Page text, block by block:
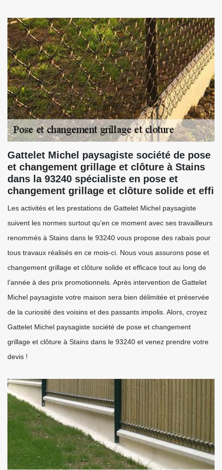
Gattelet Michel paysagiste société de pose
et changement grillage et clôture à Stains
dans la 93240 spécialiste en pose et
changement grillage et clôture solide et effi
Les activités et les prestations de Gattelet Michel paysagiste
suivent les normes surtout qu’en ce moment avec ses travailleurs
renommés à Stains dans le 93240 vous propose des rabais pour
tous travaux réalisés en ce mois-ci. Nous vous assurons pose et
changement grillage et clôture solide et efficace tout au long de
l’année à des prix promotionnels. Après intervention de Gattelet
Michel paysagiste votre maison sera bien délimitée et préservée
de la curiosité des voisins et des passants impolis. Alors, croyez
Gattelet Michel paysagiste société de pose et changement
grillage et clôture à Stains dans le 93240 et venez prendre votre
devis !